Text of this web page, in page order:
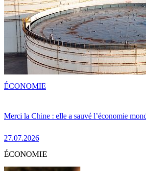
Merci la Chine : elle a sauvé l’économie
27.07.2026
ÉCONOMIE
ÉCONOMIE